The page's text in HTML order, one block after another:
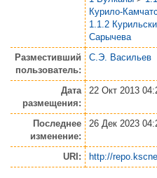
Курило-
1.1.2
Сарычева
Разместивший
пользователь:
С.Э. Васильев
Дата
размещения:
22 Окт 2013
Последнее
изменение:
26 Дек 2023
URI: http://